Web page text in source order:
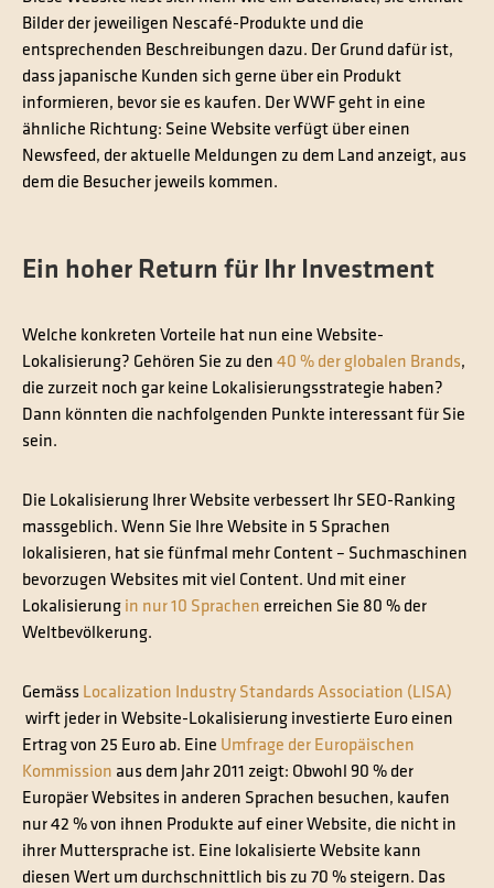
Bilder der jeweiligen Nescafé-Produkte und die
entsprechenden Beschreibungen dazu. Der Grund dafür ist,
dass japanische Kunden sich gerne über ein Produkt
informieren, bevor sie es kaufen. Der WWF geht in eine
ähnliche Richtung: Seine Website verfügt über einen
Newsfeed, der aktuelle Meldungen zu dem Land anzeigt, aus
dem die Besucher jeweils kommen.
Ein hoher Return für Ihr Investment
Welche konkreten Vorteile hat nun eine Website-
Lokalisierung? Gehören Sie zu den 40 % der globalen Brands,
die zurzeit noch gar keine Lokalisierungsstrategie haben?
Dann könnten die nachfolgenden Punkte interessant für Sie
sein.
Die Lokalisierung Ihrer Website verbessert Ihr SEO-Ranking
massgeblich. Wenn Sie Ihre Website in 5 Sprachen
lokalisieren, hat sie fünfmal mehr Content – Suchmaschinen
bevorzugen Websites mit viel Content. Und mit einer
Lokalisierung in nur 10 Sprachen erreichen Sie 80 % der
Weltbevölkerung.
Gemäss Localization Industry Standards Association (LISA)
wirft jeder in Website-Lokalisierung investierte Euro einen
Ertrag von 25 Euro ab. Eine Umfrage der Europäischen
Kommission aus dem Jahr 2011 zeigt: Obwohl 90 % der
Europäer Websites in anderen Sprachen besuchen, kaufen
nur 42 % von ihnen Produkte auf einer Website, die nicht in
ihrer Muttersprache ist. Eine lokalisierte Website kann
diesen Wert um durchschnittlich bis zu 70 % steigern. Das